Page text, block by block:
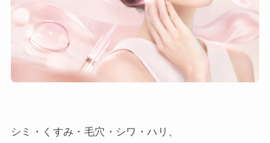
シミ・くすみ・毛穴・シワ・ハリ、